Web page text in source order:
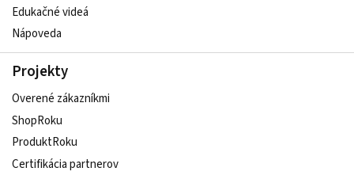
Edukačné videá
Nápoveda
Projekty
Overené zákazníkmi
ShopRoku
ProduktRoku
Certifikácia partnerov